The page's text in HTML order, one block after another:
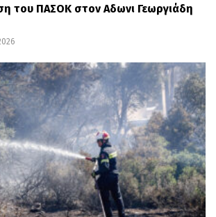
του ΠΑΣΟΚ στον Αδωνι Γεωργιάδη